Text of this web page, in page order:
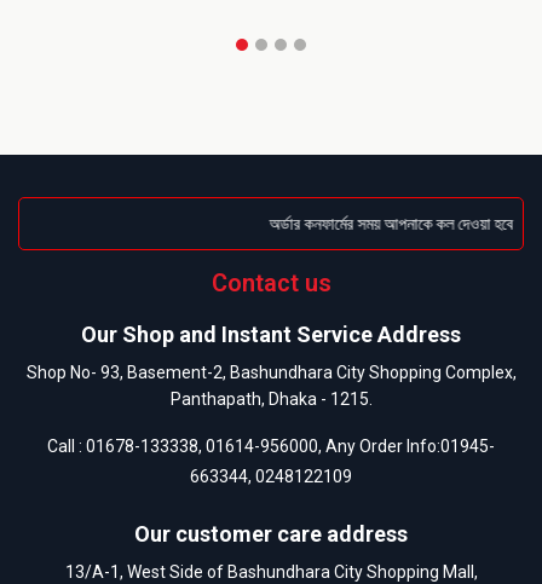
অর্ডার কনফার্মের সময় আপনাকে কল দেওয়া হবে ।
Contact us
Our Shop and Instant Service Address
Shop No- 93, Basement-2, Bashundhara City Shopping Complex,
Panthapath, Dhaka - 1215.
Call : 01678-133338, 01614-956000, Any Order Info:01945-
663344, 0248122109
Our customer care address
13/A-1, West Side of Bashundhara City Shopping Mall,